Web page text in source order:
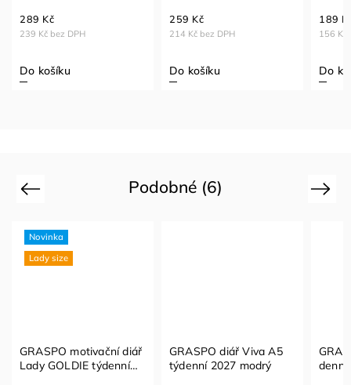
239 Kč bez DPH
289 Kč
Do košíku
214 Kč bez DPH
259 Kč
Do košíku
156 Kč
189
Do
Podobné (6)
Previous
Novinka
Lady size
GRASPO motivační diář
Lady GOLDIE týdenní
GRASPO diář Viva A5
týdenní 2027 modrý
denní
Next